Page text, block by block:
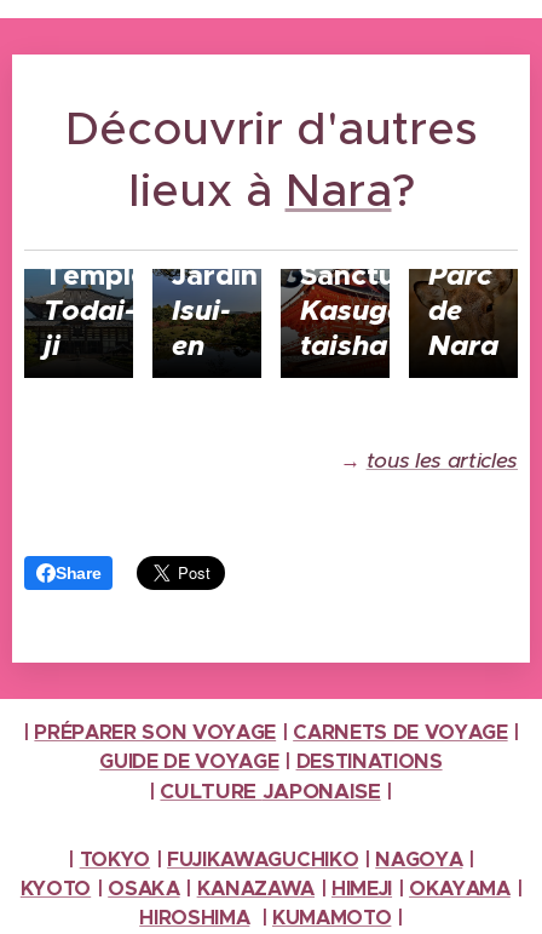
Découvrir d'autres
lieux à Nara?
Temple
Todai-
ji
Jardin
Isui-
en
Sanctuaire
Kasuga-
taisha
Parc
de
Nara
→ tous les articles
Share
PRÉPARER SON VOYAGE CARNETS DE VOYAGE|
GUIDE DE VOYAGE| DESTINATIONS
CULTURE JAPONAISE |
TOKYO FUJIKAWAGUCHIKO NAGOYA|
KYOTO
OSAKA| KANAZAWA HIMEJI OKAYAMA|
HIROSHIMA| KUMAMOTO